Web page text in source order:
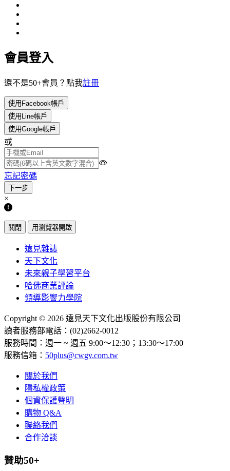
會員登入
還不是50+會員？點我註冊
使用Facebook帳戶
使用Line帳戶
使用Google帳戶
或
忘記密碼
×
關閉 用瀏覽器開啟
遠見雜誌
天下文化
未來親子學習平台
哈佛商業評論
領導影響力學院
Copyright © 2026 遠見天下文化出版股份有限公司
讀者服務部電話：(02)2662-0012
服務時間：週一 ~ 週五 9:00～12:30；13:30～17:00
服務信箱： 50plus@cwgv.com.tw
關於我們
隱私權政策
個資保護聲明
購物 Q&A
聯絡我們
合作洽談
贊助50+